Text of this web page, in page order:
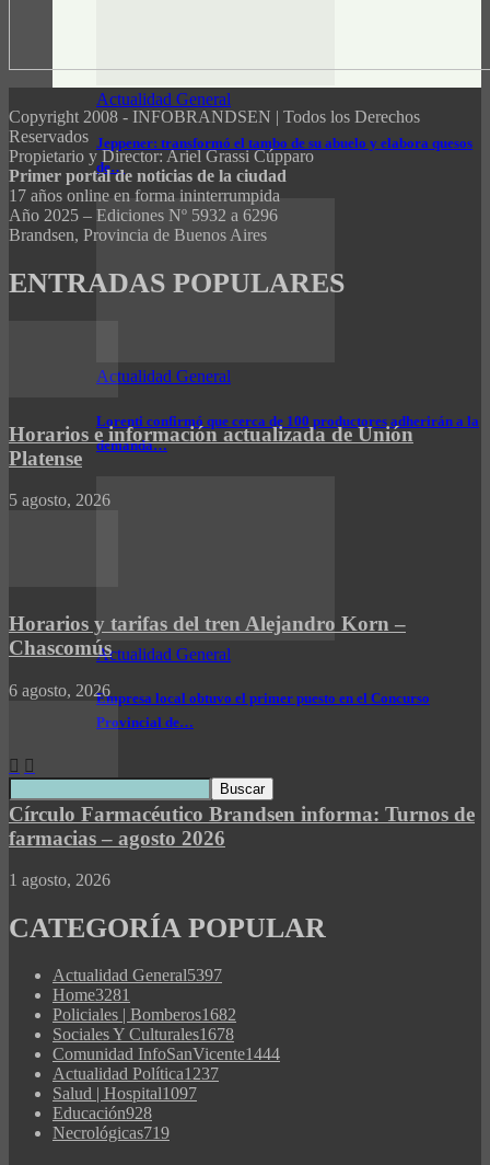
Actualidad General
Jeppener: transformó el tambo de su abuelo y elabora quesos
de…
Actualidad General
Lorenti confirmó que cerca de 100 productores adherirán a la
demanda…
Actualidad General
Empresa local obtuvo el primer puesto en el Concurso
Provincial de…
Copyright 2008 - INFOBRANDSEN | Todos los Derechos
Reservados
Propietario y Director: Ariel Grassi Cúpparo
Primer portal de noticias de la ciudad
17 años online en forma ininterrumpida
Año 2025 – Ediciones Nº 5932 a 6296
Brandsen, Provincia de Buenos Aires
ENTRADAS POPULARES
Horarios e información actualizada de Unión
Platense
5 agosto, 2026
Horarios y tarifas del tren Alejandro Korn –
Chascomús
6 agosto, 2026
Círculo Farmacéutico Brandsen informa: Turnos de
farmacias – agosto 2026
1 agosto, 2026
CATEGORÍA POPULAR
Actualidad General5397
Home3281
Policiales | Bomberos1682
Sociales Y Culturales1678
Comunidad InfoSanVicente1444
Actualidad Política1237
Salud | Hospital1097
Educación928
Necrológicas719